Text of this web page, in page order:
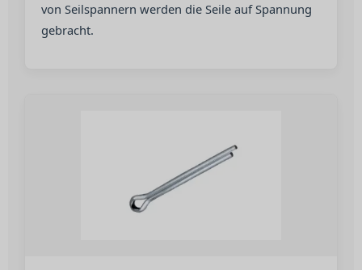
von Seilspannern werden die Seile auf Spannung
gebracht.